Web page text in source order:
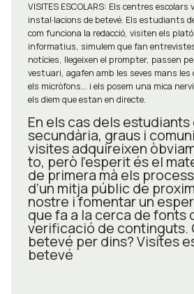
VISITES ESCOLARS: Els centres
instal·lacions de betevé. Els estudiants
com funciona la redacció, visiten els
informatius, simulem que fan
notícies, llegeixen el prompter, passen
vestuari, agafen amb les seves mans les
els micròfons... i els posem una mica
els diem que estan en directe.
En els cas dels estudiants
secundària, graus i
visites adquireixen
to, però l’esperit és el
de primera mà els
d’un mitja públic de
nostre i fomentar un
que fa a la cerca de fonts
verificació de continguts.
betevé per dins? Visites
betevé